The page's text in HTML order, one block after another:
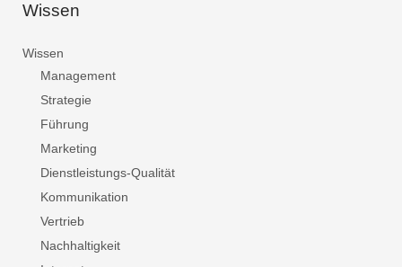
Wissen
Wissen
Management
Strategie
Führung
Marketing
Dienstleistungs-Qualität
Kommunikation
Vertrieb
Nachhaltigkeit